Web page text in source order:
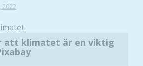
2022
att klimatet är en viktig